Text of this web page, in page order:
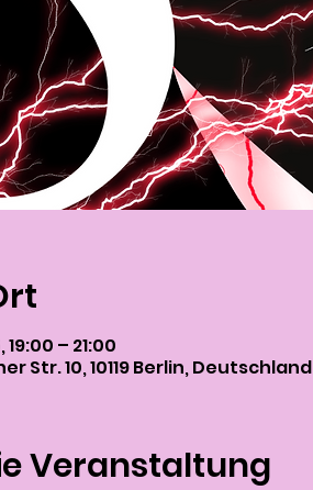
19:00 – 21:00
Str. 10, 10119 Berlin, Deutschland
Veranstaltung